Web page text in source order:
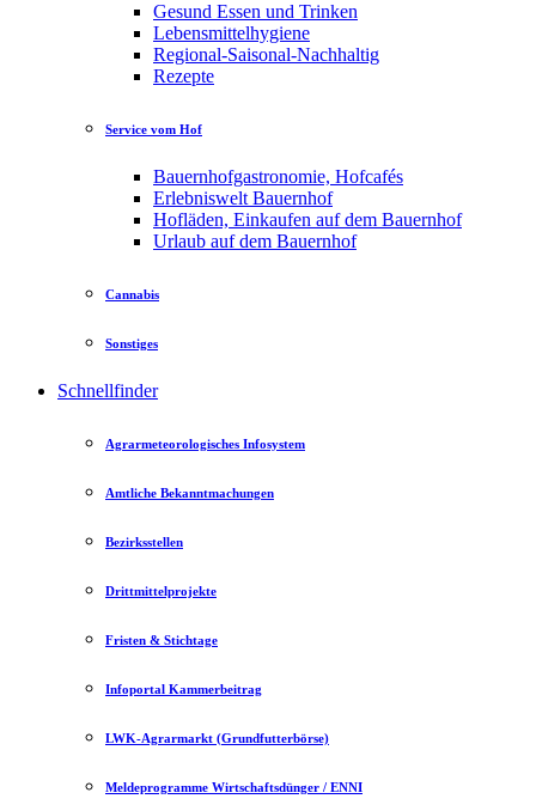
Gesund Essen und Trinken
Lebensmittelhygiene
Regional-Saisonal-Nachhaltig
Rezepte
Service vom Hof
Bauernhofgastronomie, Hofcafés
Erlebniswelt Bauernhof
Hofläden, Einkaufen auf dem Bauernhof
Urlaub auf dem Bauernhof
Cannabis
Sonstiges
Schnellfinder
Agrarmeteorologisches Infosystem
Amtliche Bekanntmachungen
Bezirksstellen
Drittmittelprojekte
Fristen & Stichtage
Infoportal Kammerbeitrag
LWK-Agrarmarkt (Grundfutterbörse)
Meldeprogramme Wirtschaftsdünger / ENNI